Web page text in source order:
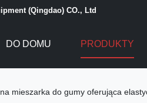
(Qingdao) CO., Ltd
DO DOMU PRODUKTY
mieszarka do gumy oferująca